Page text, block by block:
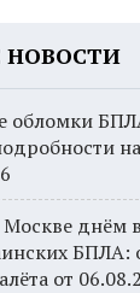
НОВОСТИ
обломки
днём
от